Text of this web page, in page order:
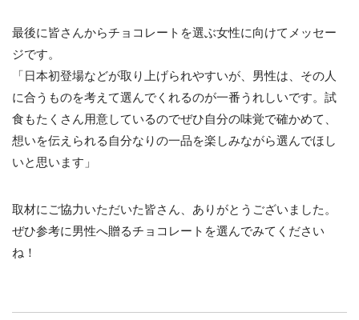
最後に皆さんからチョコレートを選ぶ女性に向けてメッセー
ジです。
「日本初登場などが取り上げられやすいが、男性は、その人
に合うものを考えて選んでくれるのが一番うれしいです。試
食もたくさん用意しているのでぜひ自分の味覚で確かめて、
想いを伝えられる自分なりの一品を楽しみながら選んでほし
いと思います」
取材にご協力いただいた皆さん、ありがとうございました。
ぜひ参考に男性へ贈るチョコレートを選んでみてください
ね！